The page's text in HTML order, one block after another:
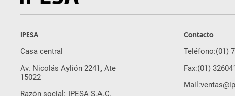
árboles
Compactador de Laboratorio
IPESA
Casa central
Av. Nicolás Aylión 2241, Ate
15022
Razón social: IPESA S.A.C.
Contacto
Teléfono:(01)
Fax:(01)
Mail: